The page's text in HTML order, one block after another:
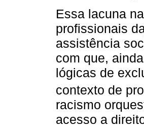
Essa lacuna
profissionais
assistência
com que,
lógicas de
contexto de
racismo
acesso a